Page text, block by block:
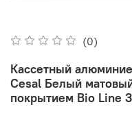
(0)
Кассетный
Cesal Белый
покрытием Bio Line